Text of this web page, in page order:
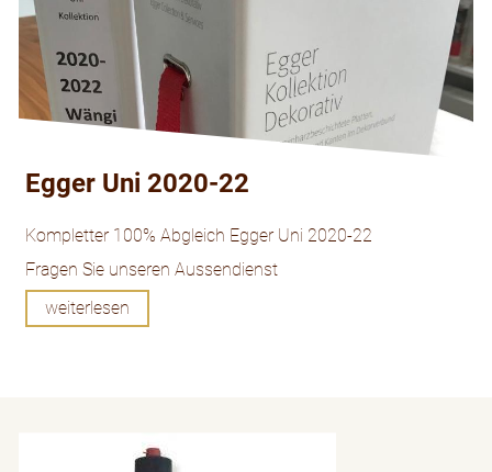
Egger Uni 2020-22
Kompletter 100% Abgleich Egger Uni 2020-22
Fragen Sie unseren Aussendienst
weiterlesen